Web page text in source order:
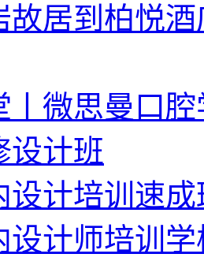
故居到柏悦
丨微思曼口
设计班
设计培训速成
设计师培训